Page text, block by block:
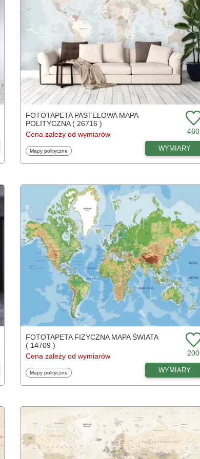
FOTOTAPETA PASTELOWA MAPA
POLITYCZNA ( 26716 )
Cena zależy od wymiarów
460
Fototapety
Mapy polityczne WYMIARY
FOTOTAPETA FIZYCZNA MAPA ŚWIATA
( 14709 )
Cena zależy od wymiarów
200
Fototapety
Mapy polityczne WYMIARY